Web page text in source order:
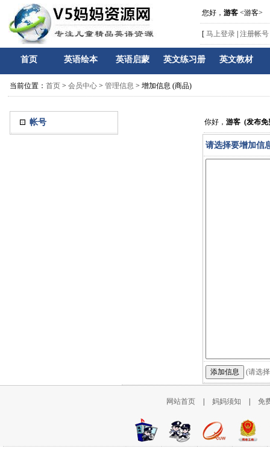
您好， 游客 <游客>
[ 马上登录 注册帐号
首页 英语绘本 英语启蒙 英文练习册 英文教材
当前位置： 首页 > 会员中心 > 管理信息 > 增加信息 (商品)
帐号 你好， 游客 (发布免
请选择要增加信
(请选
网站首页 妈妈须知 免